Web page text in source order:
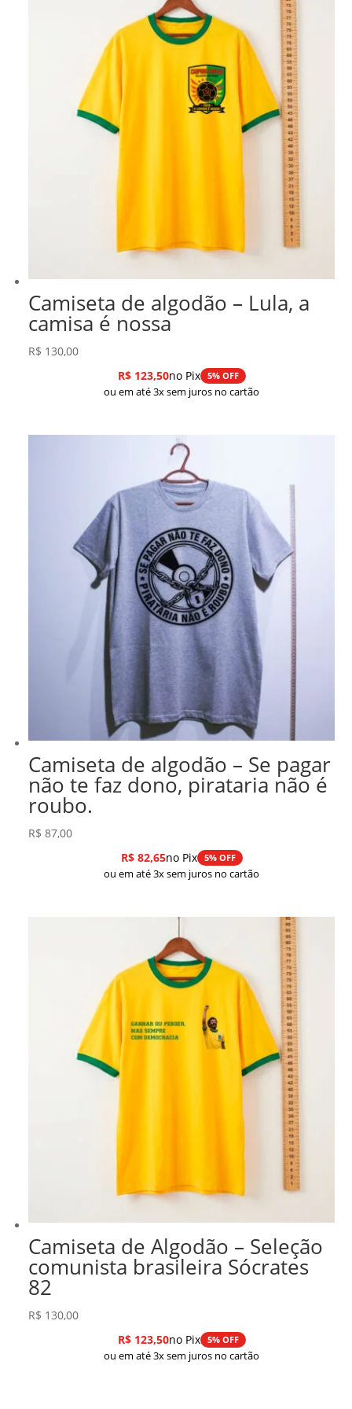
R$ 278,99.R$ 237,14.
Camiseta de algodão – Lula, a
camisa é nossa
R$ 130,00
R$123,50no Pix 5% OFF
ou em até 3x sem juros no cartão
Camiseta de algodão – Se pagar
não te faz dono, pirataria não é
roubo.
R$ 87,00
R$82,65no Pix 5% OFF
ou em até 3x sem juros no cartão
Camiseta de Algodão – Seleção
comunista brasileira Sócrates
82
R$ 130,00
R$123,50no Pix 5% OFF
ou em até 3x sem juros no cartão